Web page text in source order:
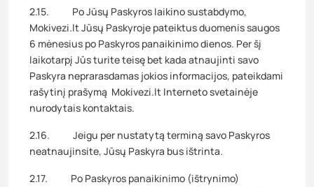
2.15. Po Jūsų Paskyros laikino sustabdymo,
Mokivezi.lt Jūsų Paskyroje pateiktus duomenis saugos
6 mėnesius po Paskyros panaikinimo dienos. Per šį
laikotarpį Jūs turite teisę bet kada atnaujinti savo
Paskyra neprarasdamas jokios informacijos, pateikdami
rašytinį prašymą Mokivezi.lt Interneto svetainėje
nurodytais kontaktais.
2.16. Jeigu per nustatytą terminą savo Paskyros
neatnaujinsite, Jūsų Paskyra bus ištrinta.
2.17. Po Paskyros panaikinimo (ištrynimo)